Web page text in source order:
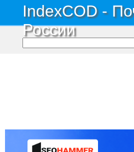
IndexCOD -
России